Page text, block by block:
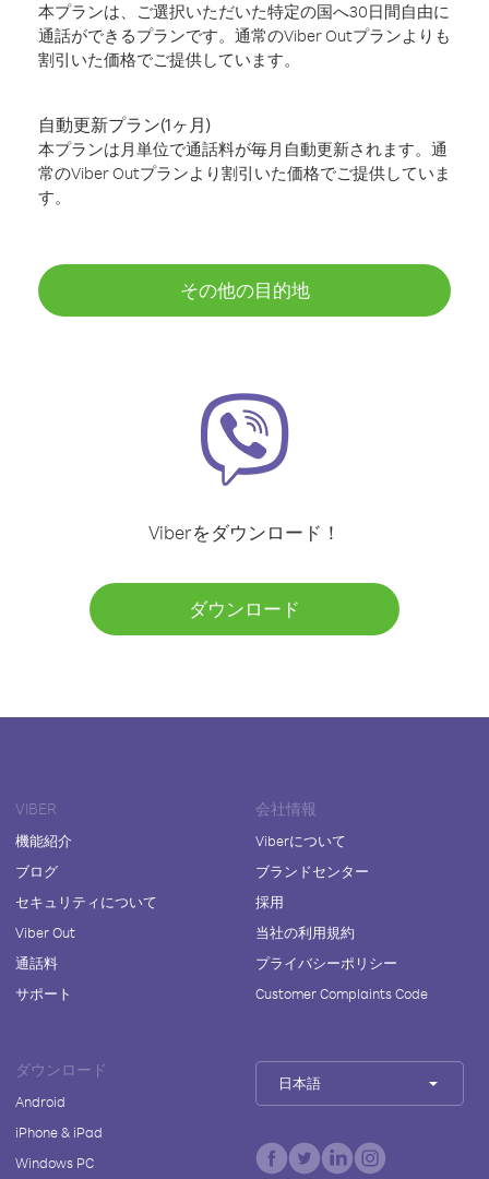
本プランは、ご選択いただいた特定の国へ30日間自由に
通話ができるプランです。通常のViber Outプランよりも
割引いた価格でご提供しています。
自動更新プラン(1ヶ月)
本プランは月単位で通話料が毎月自動更新されます。通
常のViber Outプランより割引いた価格でご提供していま
す。
その他の目的地
Viberをダウンロード！
ダウンロード
VIBER
機能紹介
ブログ
セキュリティについて
Viber Out
通話料
サポート
会社情報
Viberについて
ブランドセンター
採用
当社の利用規約
プライバシーポリシー
Customer Complaints Code
ダウンロード
Android
iPhone & iPad
Windows PC
日本語